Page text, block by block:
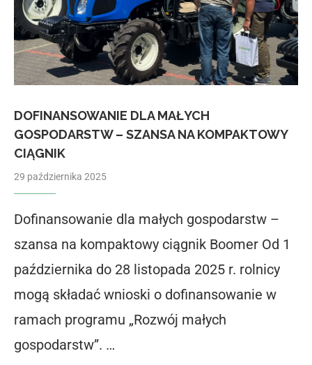
DOFINANSOWANIE DLA MAŁYCH
GOSPODARSTW – SZANSA NA KOMPAKTOWY
CIĄGNIK
29 października 2025
Dofinansowanie dla małych gospodarstw –
szansa na kompaktowy ciągnik Boomer Od 1
października do 28 listopada 2025 r. rolnicy
mogą składać wnioski o dofinansowanie w
ramach programu „Rozwój małych
gospodarstw”. …